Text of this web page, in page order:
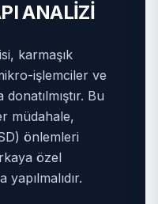
ANALIZI
karmaşık
işlemciler ve
Bu
müdahale,
önlemleri
özel